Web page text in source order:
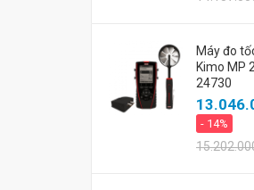
Máy đo
Kimo MP
24730
- 14%